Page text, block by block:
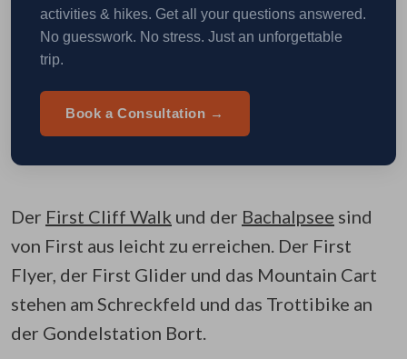
activities & hikes. Get all your questions answered.
No guesswork. No stress. Just an unforgettable
trip.
Book a Consultation →
Der First Cliff Walk und der Bachalpsee sind
von First aus leicht zu erreichen. Der First
Flyer, der First Glider und das Mountain Cart
stehen am Schreckfeld und das Trottibike an
der Gondelstation Bort.